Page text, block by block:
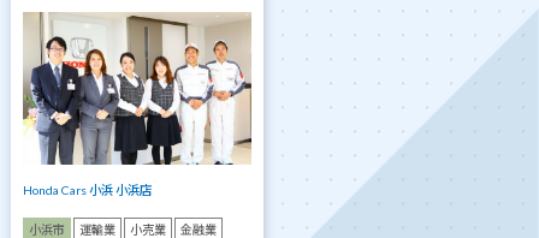
Honda Cars 小浜 小浜店
小浜市 運輸業 小売業 金融業